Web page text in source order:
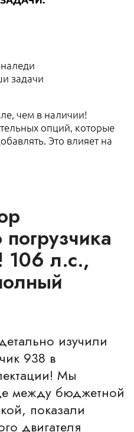
задачи
чем в наличии!
опций, которые
Это влияет на
106 л.с.,
изучили
938 в
Мы
между бюджетной
показали
двигателя